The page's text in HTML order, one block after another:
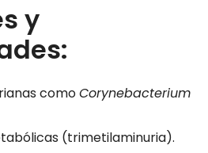
y
comoCorynebacterium
(trimetilaminuria).